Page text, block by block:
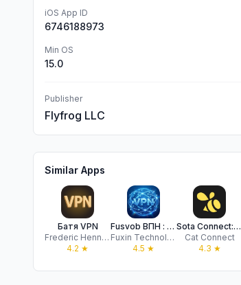
iOS App ID
6746188973
Min OS
15.0
Publisher
Flyfrog LLC
Similar Apps
Батя VPN
Frederic Hennes Sprl
4.2 ★
Fusvob ВПН : Супер Быстрый VPN
Fuxin Technology
4.5 ★
Sota Connect: Secure Network
Cat Connect
4.3 ★